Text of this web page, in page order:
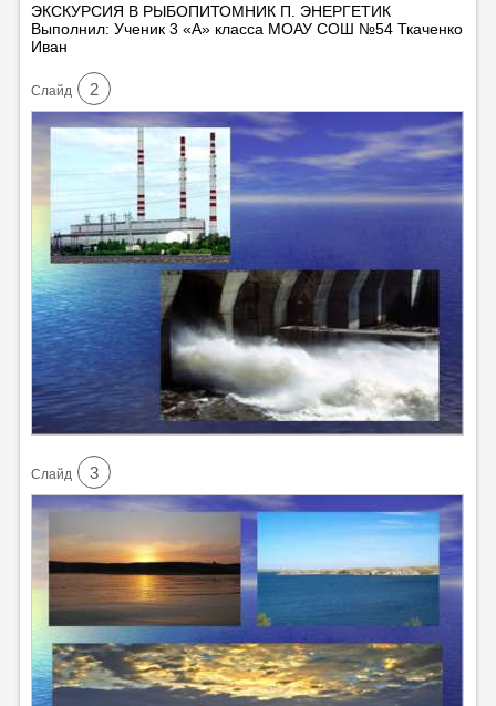
ЭКСКУРСИЯ В РЫБОПИТОМНИК П. ЭНЕРГЕТИК
Выполнил: Ученик 3 «А» класса МОАУ СОШ №54 Ткаченко
Иван
Cлайд 2
Cлайд 3